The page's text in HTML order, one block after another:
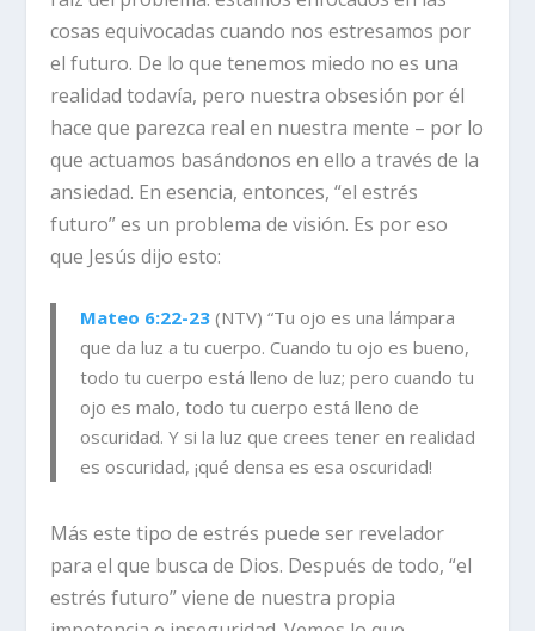
cosas equivocadas cuando nos estresamos por
el futuro. De lo que tenemos miedo no es una
realidad todavía, pero nuestra obsesión por él
hace que parezca real en nuestra mente – por lo
que actuamos basándonos en ello a través de la
ansiedad. En esencia, entonces, “el estrés
futuro” es un problema de visión. Es por eso
que Jesús dijo esto:
Mateo 6:22-23 (NTV) “Tu ojo es una lámpara
que da luz a tu cuerpo. Cuando tu ojo es bueno,
todo tu cuerpo está lleno de luz; pero cuando tu
ojo es malo, todo tu cuerpo está lleno de
oscuridad. Y si la luz que crees tener en realidad
es oscuridad, ¡qué densa es esa oscuridad!
Más este tipo de estrés puede ser revelador
para el que busca de Dios. Después de todo,“el
estrés futuro” viene de nuestra propia